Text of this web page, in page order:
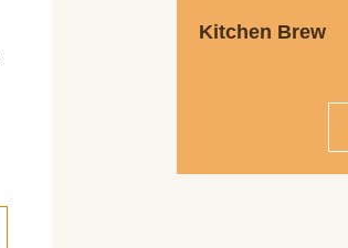
Kitchen Brew